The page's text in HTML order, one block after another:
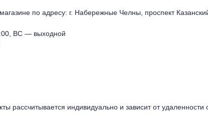
по адресу: г. Набережные Челны, проспект
ВС — выходной
рассчитывается индивидуально и зависит от